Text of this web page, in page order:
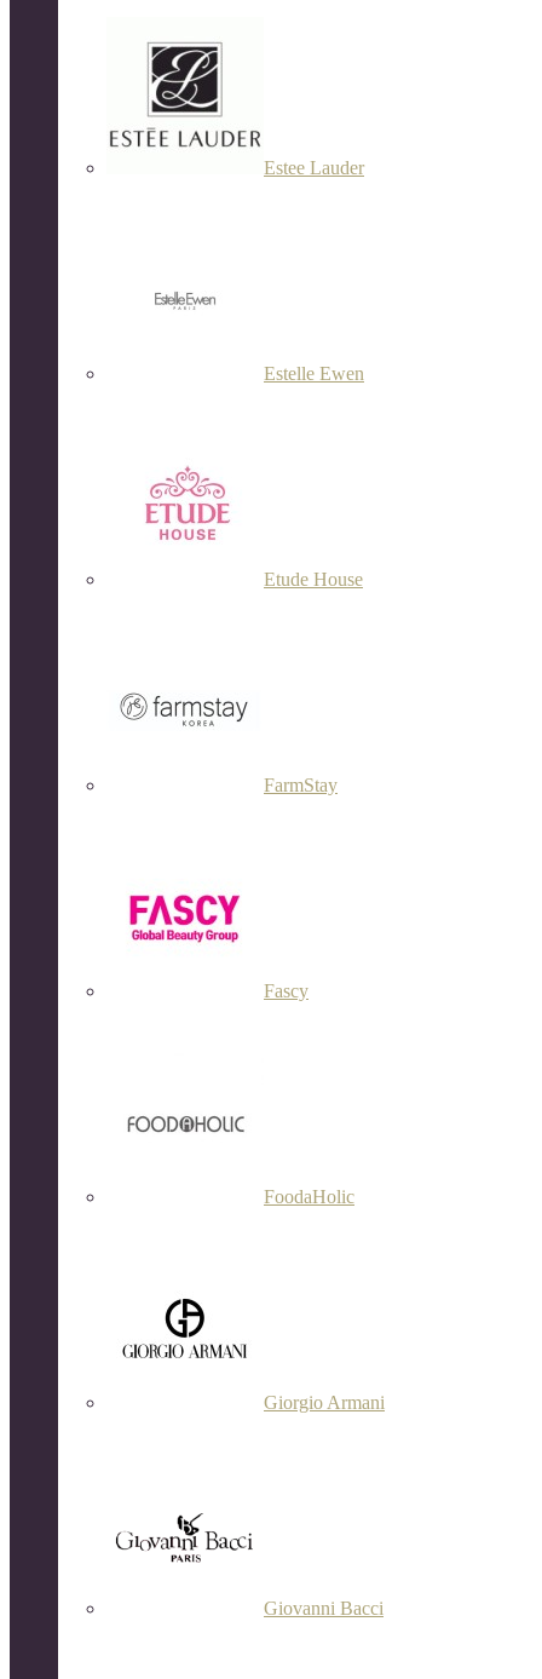
Estee Lauder
Estelle Ewen
Etude House
FarmStay
Fascy
FoodaHolic
Giorgio Armani
Giovanni Bacci